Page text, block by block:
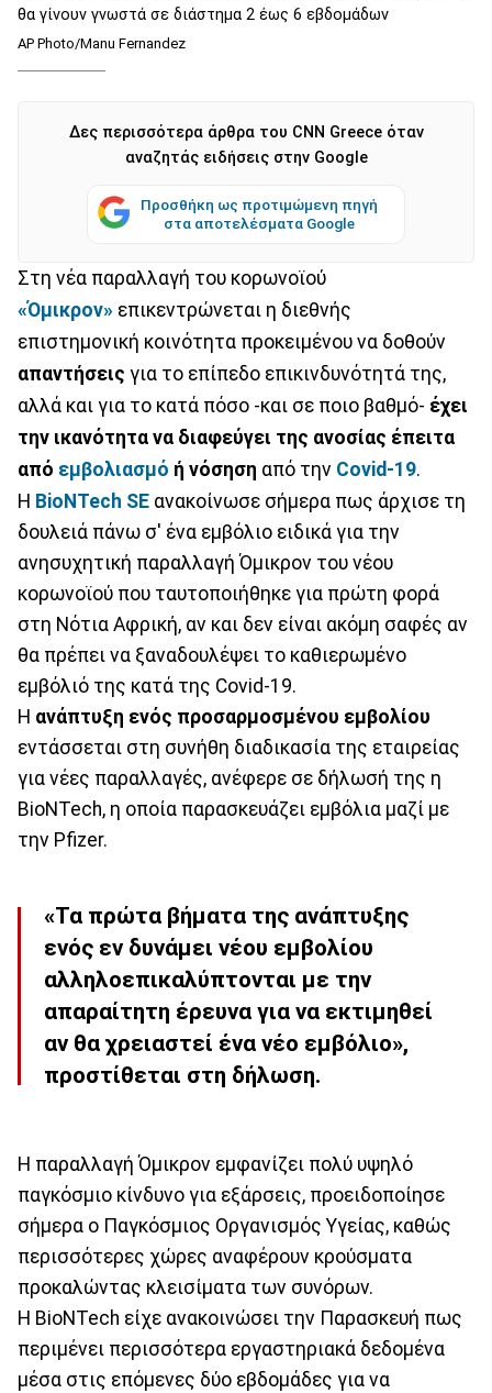
θα γίνουν γνωστά σε διάστημα 2 έως 6 εβδομάδων
AP Photo/Manu Fernandez
Δες περισσότερα άρθρα του CNN Greece όταν
αναζητάς ειδήσεις στην Google
Προσθήκη ως προτιμώμενη πηγή
στα αποτελέσματα Google
Στη νέα παραλλαγή του κορωνοϊού
«Όμικρον» επικεντρώνεται η διεθνής
επιστημονική κοινότητα προκειμένου να δοθούν
απαντήσεις για τo επίπεδο επικινδυνότητά της,
αλλά και για το κατά πόσο -και σε ποιο βαθμό- έχει
την ικανότητα να διαφεύγει της ανοσίας έπειτα
από εμβολιασμό ή νόσηση από την Covid-19.
Η BioNTech SE ανακοίνωσε σήμερα πως άρχισε τη
δουλειά πάνω σ' ένα εμβόλιο ειδικά για την
ανησυχητική παραλλαγή Όμικρον του νέου
κορωνοϊού που ταυτοποιήθηκε για πρώτη φορά
στη Νότια Αφρική, αν και δεν είναι ακόμη σαφές αν
θα πρέπει να ξαναδουλέψει το καθιερωμένο
εμβόλιό της κατά της Covid-19.
Η ανάπτυξη ενός προσαρμοσμένου εμβολίου
εντάσσεται στη συνήθη διαδικασία της εταιρείας
για νέες παραλλαγές, ανέφερε σε δήλωσή της η
BioNTech, η οποία παρασκευάζει εμβόλια μαζί με
την Pfizer.
«Τα πρώτα βήματα της ανάπτυξης
ενός εν δυνάμει νέου εμβολίου
αλληλοεπικαλύπτονται με την
απαραίτητη έρευνα για να εκτιμηθεί
αν θα χρειαστεί ένα νέο εμβόλιο»,
προστίθεται στη δήλωση.
Η παραλλαγή Όμικρον εμφανίζει πολύ υψηλό
παγκόσμιο κίνδυνο για εξάρσεις, προειδοποίησε
σήμερα ο Παγκόσμιος Οργανισμός Υγείας, καθώς
περισσότερες χώρες αναφέρουν κρούσματα
προκαλώντας κλεισίματα των συνόρων.
Η BioNTech είχε ανακοινώσει την Παρασκευή πως
περιμένει περισσότερα εργαστηριακά δεδομένα
μέσα στις επόμενες δύο εβδομάδες για να